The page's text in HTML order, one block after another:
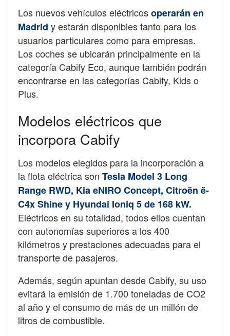
Los nuevos vehículos eléctricosoperarán en
Madrid y estarán disponibles tanto para los
usuarios particulares como para empresas.
Los coches se ubicarán principalmente en la
categoría Cabify Eco, aunque también podrán
encontrarse en las categorías Cabify, Kids o
Plus.
Modelos eléctricos que
incorpora Cabify
Los modelos elegidos para la incorporación a
la flota eléctrica son Tesla Model 3 Long
Range RWD, Kia eNIRO Concept, Citroën ë-
C4x Shine y Hyundai Ioniq 5 de 168 kW.
Eléctricos en su totalidad, todos ellos cuentan
con autonomías superiores a los 400
kilómetros y prestaciones adecuadas para el
transporte de pasajeros.
Además, según apuntan desde Cabify, su uso
evitará la emisión de 1.700 toneladas de CO2
al año y el consumo de más de un millón de
litros de combustible.